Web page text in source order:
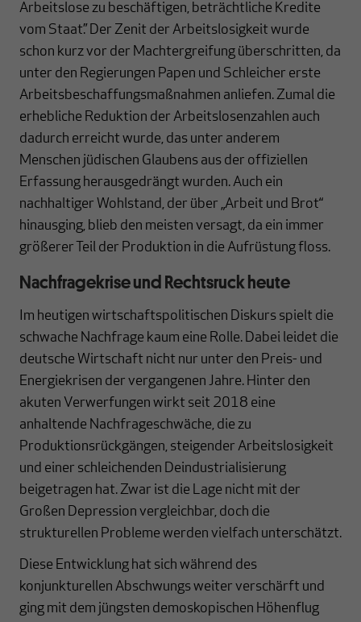
Arbeitslose zu beschäftigen, beträchtliche Kredite
vom Staat.” Der Zenit der Arbeitslosigkeit wurde
schon kurz vor der Machtergreifung überschritten, da
unter den Regierungen Papen und Schleicher erste
Arbeitsbeschaffungsmaßnahmen anliefen. Zumal die
erhebliche Reduktion der Arbeitslosenzahlen auch
dadurch erreicht wurde, das unter anderem
Menschen jüdischen Glaubens aus der offiziellen
Erfassung herausgedrängt wurden. Auch ein
nachhaltiger Wohlstand, der über „Arbeit und Brot“
hinausging, blieb den meisten versagt, da ein immer
größerer Teil der Produktion in die Aufrüstung floss.
Nachfragekrise und Rechtsruck heute
Im heutigen wirtschaftspolitischen Diskurs spielt die
schwache Nachfrage kaum eine Rolle. Dabei leidet die
deutsche Wirtschaft nicht nur unter den Preis- und
Energiekrisen der vergangenen Jahre. Hinter den
akuten Verwerfungen wirkt seit 2018 eine
anhaltende Nachfrageschwäche, die zu
Produktionsrückgängen, steigender Arbeitslosigkeit
und einer schleichenden Deindustrialisierung
beigetragen hat. Zwar ist die Lage nicht mit der
Großen Depression vergleichbar, doch die
strukturellen Probleme werden vielfach unterschätzt.
Diese Entwicklung hat sich während des
konjunkturellen Abschwungs weiter verschärft und
ging mit dem jüngsten demoskopischen Höhenflug